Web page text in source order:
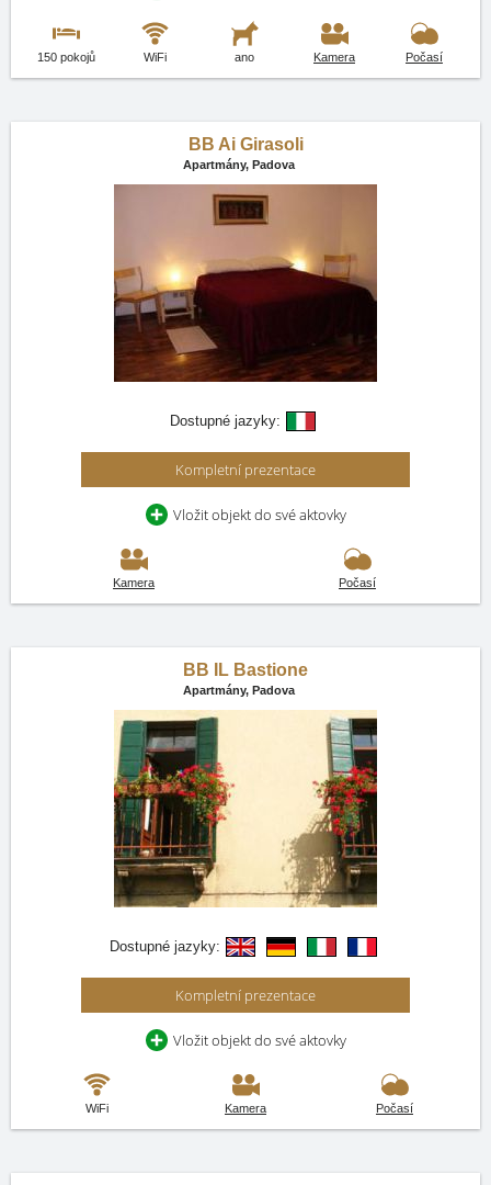
150 pokojů WiFi ano Kamera Počasí
BB Ai Girasoli
Apartmány, Padova
Dostupné jazyky:
Kompletní prezentace
Vložit objekt do své aktovky
Kamera Počasí
BB IL Bastione
Apartmány, Padova
Dostupné jazyky:
Kompletní prezentace
Vložit objekt do své aktovky
WiFi Kamera Počasí